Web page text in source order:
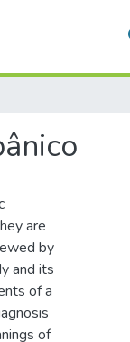
are
by
and its
of a
of